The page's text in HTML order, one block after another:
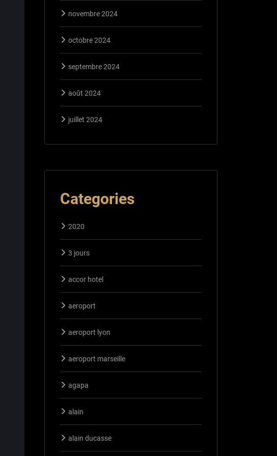
novembre 2024
octobre 2024
septembre 2024
août 2024
juillet 2024
Categories
2020
3 jours
accor hotel
aeroport
aeroport lyon
aeroport marseille
agapa
alain
alain ducasse